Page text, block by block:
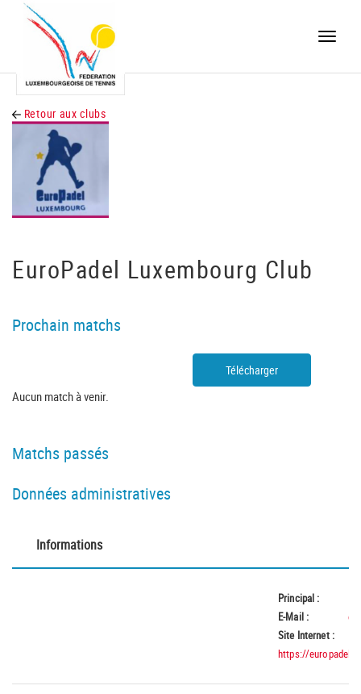
Toggle
Retour aux clubs
EuroPadel Luxembourg Club
Prochain matchs
Télécharger
Aucun match à venir.
Matchs passés
Données administratives
Informations
Principal :
E-Mail :
Site Internet :
https://